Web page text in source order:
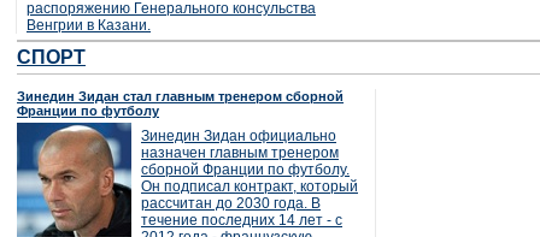
распоряжению Генерального консульства
Венгрии в Казани.
СПОРТ
Зинедин Зидан стал главным тренером сборной
Франции по футболу
Зинедин Зидан официально
назначен главным тренером
сборной Франции по футболу.
Он подписал контракт, который
рассчитан до 2030 года. В
течение последних 14 лет - с